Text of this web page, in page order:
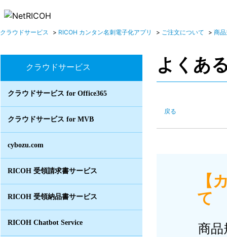
クラウドサービス > RICOH カンタン名刺電子化アプリ > ご注文について > 商
クラウドサービス
クラウドサービス for Office365
クラウドサービス for MVB
cybozu.com
RICOH 受領請求書サービス
RICOH 受領納品書サービス
RICOH Chatbot Service
よくあ
戻る
【
て
商